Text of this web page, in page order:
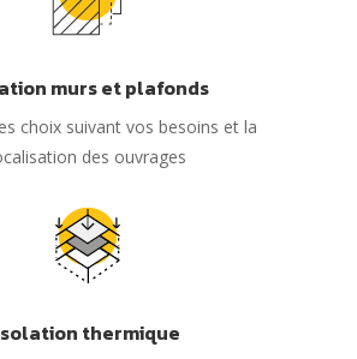
murs et plafonds
choix suivant vos besoins et la
des ouvrages
thermique